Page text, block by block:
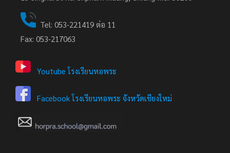
Tel: 053-221419 ต่อ 11
Fax: 053-217063
Youtube โรงเรียนหอพระ
Facebook โรงเรียนหอพระ จังหวัดเชียงใหม่